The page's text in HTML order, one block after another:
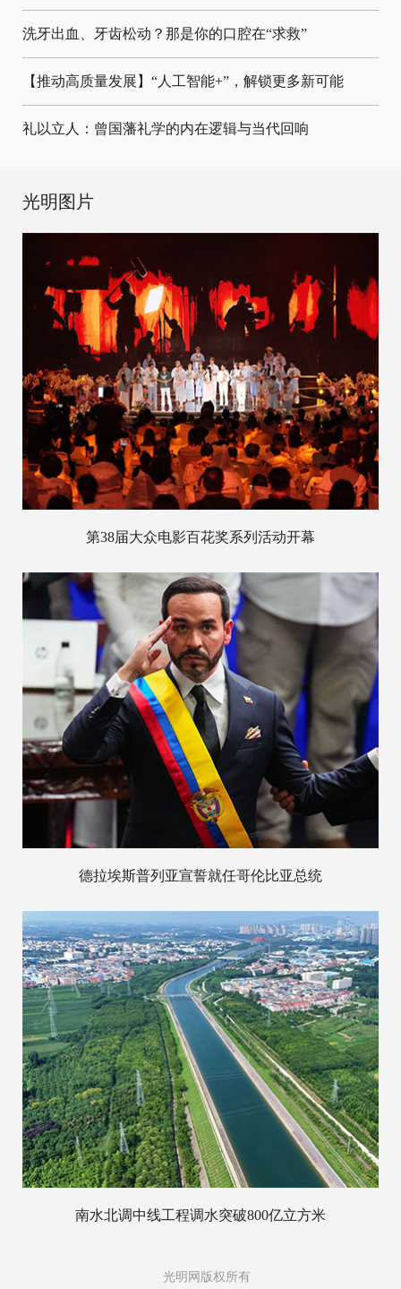
洗牙出血、牙齿松动？那是你的口腔在“求救”
【推动高质量发展】“人工智能+”，解锁更多新可能
礼以立人：曾国藩礼学的内在逻辑与当代回响
光明图片
第38届大众电影百花奖系列活动开幕
德拉埃斯普列亚宣誓就任哥伦比亚总统
南水北调中线工程调水突破800亿立方米
光明网版权所有